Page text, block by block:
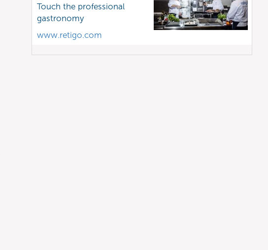
Touch the professional
gastronomy
www.retigo.com